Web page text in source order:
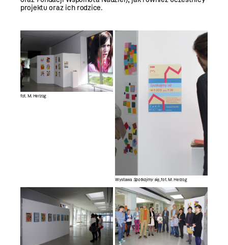
projektu oraz ich rodzice.
fot. M. Herzog
Wystawa Spotkajmy się, fot. M. Herzog